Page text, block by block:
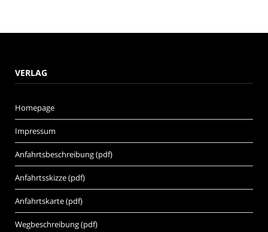
VERLAG
Homepage
Impressum
Anfahrtsbeschreibung (pdf)
Anfahrtsskizze (pdf)
Anfahrtskarte (pdf)
Wegbeschreibung (pdf)